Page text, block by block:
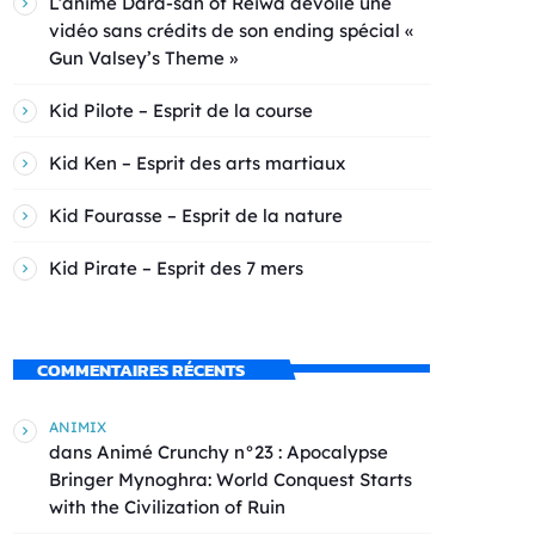
vidéo sans crédits de son ending spécial «
Gun Valsey’s Theme »
Kid Pilote – Esprit de la course
Kid Ken – Esprit des arts martiaux
Kid Fourasse – Esprit de la nature
Kid Pirate – Esprit des 7 mers
COMMENTAIRES RÉCENTS
ANIMIX
dans Animé Crunchy n°23 : Apocalypse
Bringer Mynoghra: World Conquest Starts
with the Civilization of Ruin